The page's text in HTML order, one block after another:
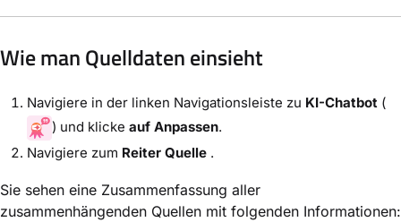
Wie man Quelldaten einsieht
Navigiere in der linken Navigationsleiste zu KI-Chatbot (
) und klicke auf Anpassen.
Navigiere zum Reiter Quelle .
Sie sehen eine Zusammenfassung aller
zusammenhängenden Quellen mit folgenden Informationen: